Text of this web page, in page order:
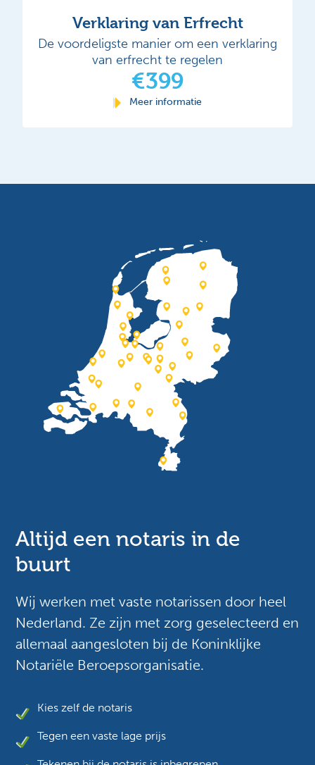
Verklaring van Erfrecht
De voordeligste manier om een verklaring
van erfrecht te regelen
€399
Meer informatie
Altijd een notaris in de
buurt
Wij werken met vaste notarissen door heel
Nederland. Ze zijn met zorg geselecteerd en
allemaal aangesloten bij de Koninklijke
Notariële Beroepsorganisatie.
Kies zelf de notaris
Tegen een vaste lage prijs